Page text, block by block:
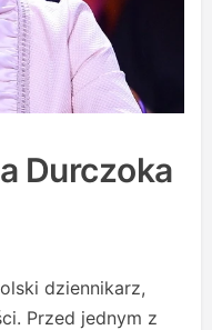
Durczoka
dziennikarz,
Przed jednym z